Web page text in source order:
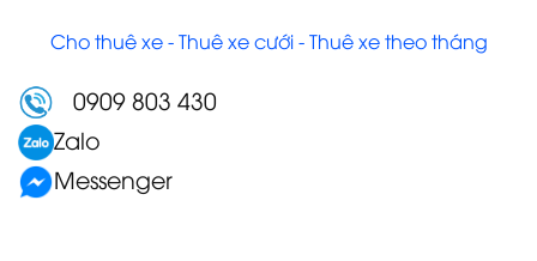
Cho thuê xe - Thuê xe cưới - Thuê xe theo tháng
0909 803 430
Zalo
Messenger